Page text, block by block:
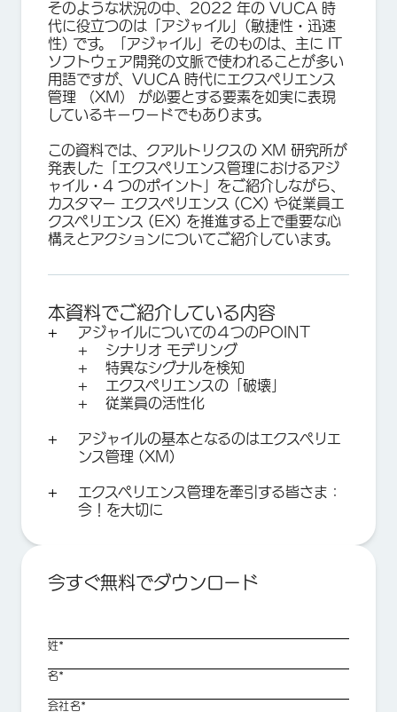
そのような状況の中、2022 年の VUCA 時
代に役立つのは「アジャイル」(敏捷性・迅速
性) です。「アジャイル」そのものは、主に IT
ソフトウェア開発の文脈で使われることが多い
用語ですが、VUCA 時代にエクスペリエンス
管理 （XM） が必要とする要素を如実に表現
しているキーワードでもあります。
この資料では、クアルトリクスの XM 研究所が
発表した「エクスペリエンス管理におけるアジ
ャイル・4 つのポイント」をご紹介しながら、
カスタマー エクスペリエンス (CX) や従業員エ
クスペリエンス (EX) を推進する上で重要な心
構えとアクションについてご紹介しています。
本資料でご紹介している内容
アジャイルについての４つのPOINT
+ シナリオ モデリング
+ 特異なシグナルを検知
+ エクスペリエンスの「破壊」
+ 従業員の活性化
アジャイルの基本となるのはエクスペリエ
ンス管理 (XM)
エクスペリエンス管理を牽引する皆さま：
今！を大切に
今すぐ無料でダウンロード
姓*
名*
会社名*